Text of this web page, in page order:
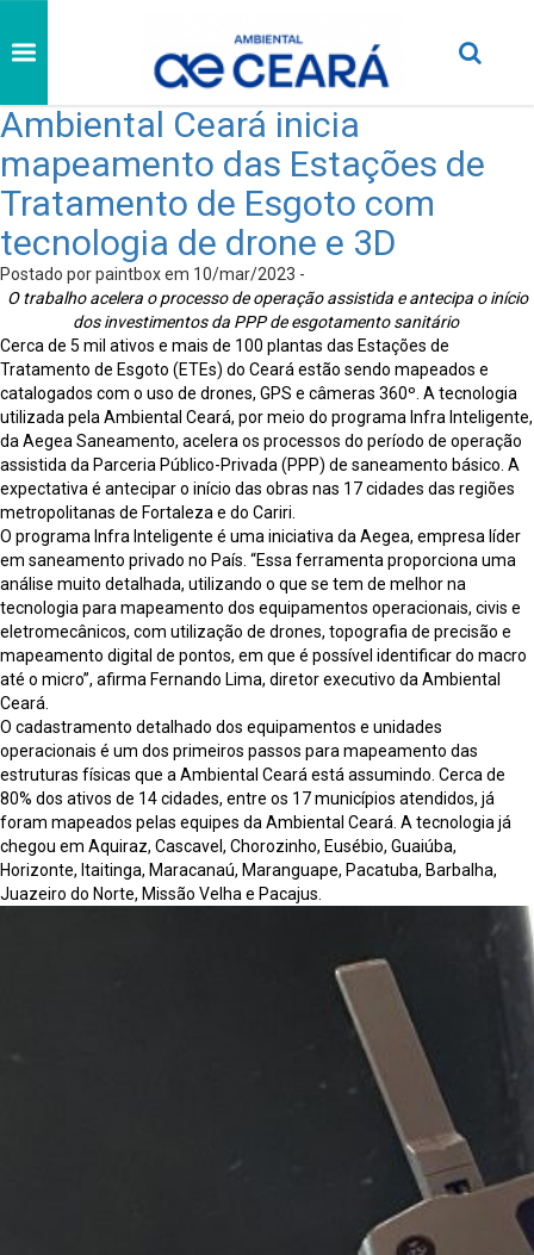
Ambiental Ceará inicia
mapeamento das Estações de
Tratamento de Esgoto com
tecnologia de drone e 3D
Postado por paintbox em 10/mar/2023 -
O trabalho acelera o processo de operação assistida eantecipa o início
dos investimentos da PPP de esgotamento sanitário
Cerca de 5 mil ativos e mais de 100 plantas das Estações de
Tratamento de Esgoto (ETEs) do Ceará estão sendo mapeados e
catalogados com o uso de drones, GPS e câmeras 360º. A tecnologia
utilizada pela Ambiental Ceará, por meio do programa Infra Inteligente,
da Aegea Saneamento, acelera os processos do período de operação
assistida da Parceria Público-Privada (PPP) de saneamento básico. A
expectativa é antecipar o início das obras nas 17 cidades das regiões
metropolitanas de Fortaleza e do Cariri.
O programa Infra Inteligente é uma iniciativa da Aegea, empresa líder
em saneamento privado no País. “Essa ferramenta proporciona uma
análise muito detalhada, utilizando o que se tem de melhor na
tecnologia para mapeamento dos equipamentos operacionais, civis e
eletromecânicos, com utilização de drones, topografia de precisão e
mapeamento digital de pontos, em que é possível identificar do macro
até o micro”, afirma Fernando Lima, diretor executivo da Ambiental
Ceará.
O cadastramento detalhado dos equipamentos e unidades
operacionais é um dos primeiros passos para mapeamento das
estruturas físicas que a Ambiental Ceará está assumindo. Cerca de
80% dos ativos de 14 cidades, entre os 17 municípios atendidos, já
foram mapeados pelas equipes da Ambiental Ceará. A tecnologia já
chegou em Aquiraz, Cascavel, Chorozinho, Eusébio, Guaiúba,
Horizonte, Itaitinga, Maracanaú, Maranguape, Pacatuba, Barbalha,
Juazeiro do Norte, Missão Velha e Pacajus.